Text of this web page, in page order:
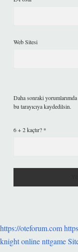
Web Sitesi
Daha sonraki
bu tarayıcıya kaydedilsin.
6 + 2 kaçtır? *
https://oteforum.com
knight onlinenttgame